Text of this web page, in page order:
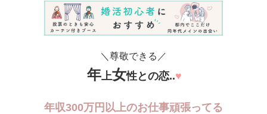
＼尊敬できる／
年 上女性との恋..♥
年収300万円以上のお仕事頑張ってる